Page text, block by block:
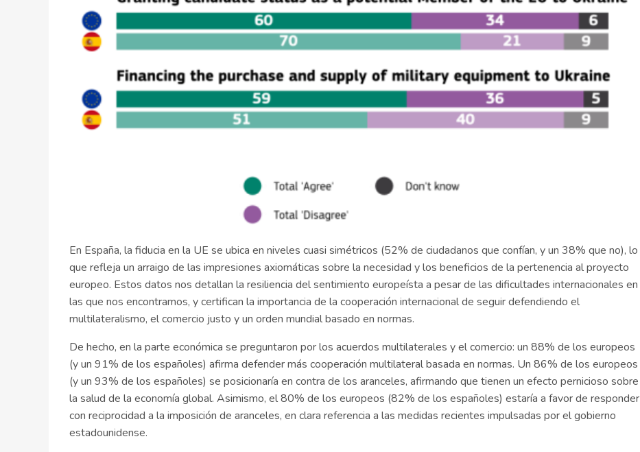
En España, la fiducia en la UE se ubica en niveles cuasi simétricos (52% de ciudadanos que confían, y un 38% que no), lo
que refleja un arraigo de las impresiones axiomáticas sobre la necesidad y los beneficios de la pertenencia al proyecto
europeo. Estos datos nos detallan la resiliencia del sentimiento europeísta a pesar de las dificultades internacionales en
las que nos encontramos, y certifican la importancia de la cooperación internacional de seguir defendiendo el
multilateralismo, el comercio justo y un orden mundial basado en normas.
De hecho, en la parte económica se preguntaron por los acuerdos multilaterales y el comercio: un 88% de los europeos
(y un 91% de los españoles) afirma defender más cooperación multilateral basada en normas. Un 86% de los europeos
(y un 93% de los españoles) se posicionaría en contra de los aranceles, afirmando que tienen un efecto pernicioso sobre
la salud de la economía global. Asimismo, el 80% de los europeos (82% de los españoles) estaría a favor de responder
con reciprocidad a la imposición de aranceles, en clara referencia a las medidas recientes impulsadas por el gobierno
estadounidense.